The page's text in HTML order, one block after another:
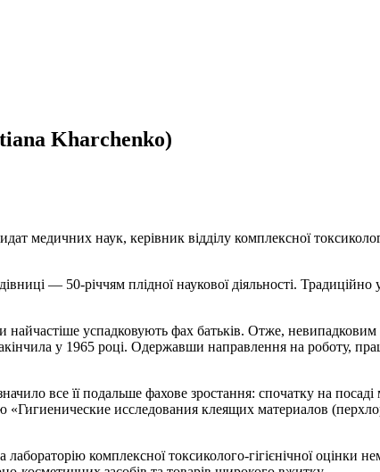
Kharchenko)
медичних наук, керівник відділу комплексної
— 50-річчям плідної наукової діяльності. Традиційно
успадковують фах батьків. Отже,
у 1965 році. Одержавши направлення на роботу,
все її подальше фахове зростання: спочатку на
«Гигиенические исследования клеящих материалов
комплексної токсиколого-гігієнічної оцінки